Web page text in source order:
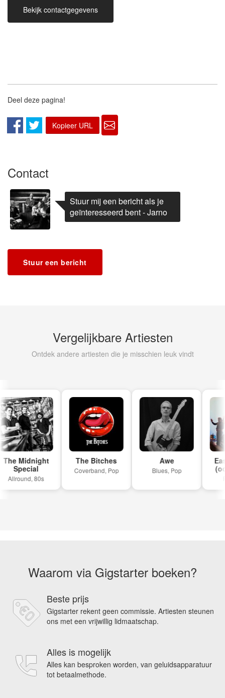
Bekijk contactgegevens
Deel deze pagina!
Kopieer URL
Contact
Stuur mij een bericht als je
geïnteresseerd bent - Jarno
Stuur een bericht
Vergelijkbare Artiesten
Ontdek andere artiesten die je misschien leuk vindt
Midnight
Special
Allround, 80s
The Bitches
Coverband, Pop
Awe
Blues, Pop
Waarom via Gigstarter boeken?
Beste prijs
Gigstarter rekent geen commissie. Artiesten steunen
ons met een vrijwillig lidmaatschap.
Alles is mogelijk
Alles kan besproken worden, van geluidsapparatuur
tot betaalmethode.